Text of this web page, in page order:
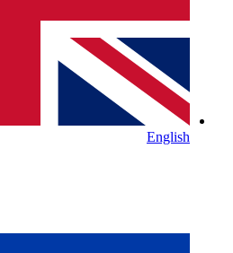
English